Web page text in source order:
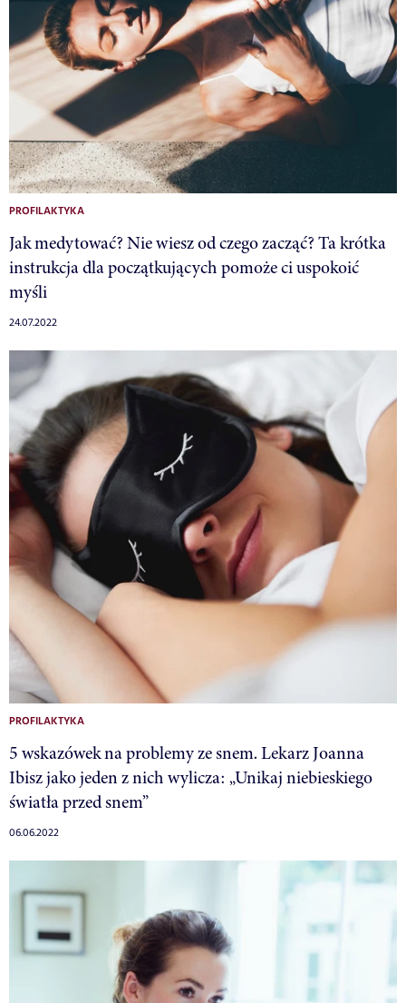
PROFILAKTYKA
Jak medytować? Nie wiesz od czego zacząć? Ta krótka
instrukcja dla początkujących pomoże ci uspokoić
myśli
24.07.2022
PROFILAKTYKA
5 wskazówek na problemy ze snem. Lekarz Joanna
Ibisz jako jeden z nich wylicza: „Unikaj niebieskiego
światła przed snem”
06.06.2022